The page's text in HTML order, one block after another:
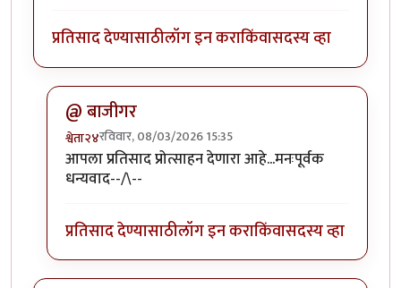
प्रतिसाद देण्यासाठीलॉग इन कराकिंवासदस्य व्हा
@ बाजीगर
श्वेता२४रविवार, 08/03/2026 15:35
In reply toअतिसुंदर.. मोहकbyबाजीगर
आपला प्रतिसाद प्रोत्साहन देणारा आहे...मनःपूर्वक
धन्यवाद--/\--
प्रतिसाद देण्यासाठीलॉग इन कराकिंवासदस्य व्हा